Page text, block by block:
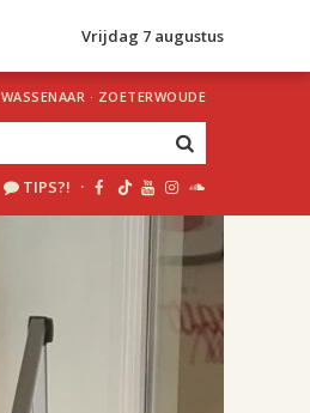
Vrijdag 7 augustus
WASSENAAR · ZOETERWOUDE
TIPS?! ·
uur 1 van 2
Volgend uur